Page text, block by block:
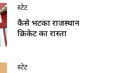
स्टेट
कैसे भटका राजस्थान
क्रिकेट का रास्ता
स्टेट